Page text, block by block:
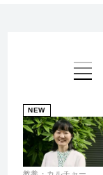
NEW